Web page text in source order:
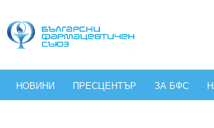
НОВИНИ ПРЕСЦЕНТЪР ЗА БФС